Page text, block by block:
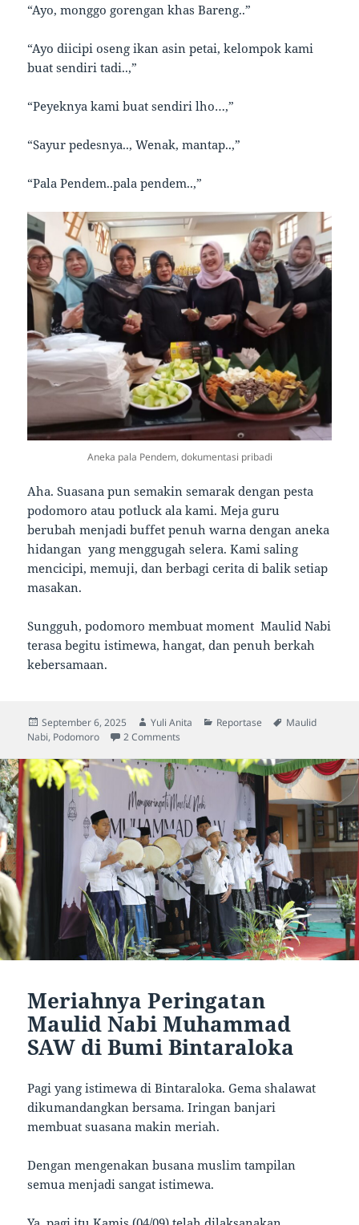
“Ayo, monggo gorengan khas Bareng..”
“Ayo diicipi oseng ikan asin petai, kelompok kami
buat sendiri tadi..,”
“Peyeknya kami buat sendiri lho…,”
“Sayur pedesnya.., Wenak, mantap..,”
“Pala Pendem..pala pendem..,”
Aneka pala Pendem, dokumentasi pribadi
Aha. Suasana pun semakin semarak dengan pesta
podomoro atau potluck ala kami. Meja guru
berubah menjadi buffet penuh warna dengan aneka
hidangan yang menggugah selera. Kami saling
mencicipi, memuji, dan berbagi cerita di balik setiap
masakan.
Sungguh, podomoro membuat moment Maulid Nabi
terasa begitu istimewa, hangat, dan penuh berkah
kebersamaan.
Posted
on
September 6, 2025 Author
Yuli Anita Categories
Reportase Tags
Maulid
Nabi, Podomoro 2 Comments
Meriahnya Peringatan
Maulid Nabi Muhammad
SAW di Bumi Bintaraloka
Pagi yang istimewa di Bintaraloka. Gema shalawat
dikumandangkan bersama. Iringan banjari
membuat suasana makin meriah.
Dengan mengenakan busana muslim tampilan
semua menjadi sangat istimewa.